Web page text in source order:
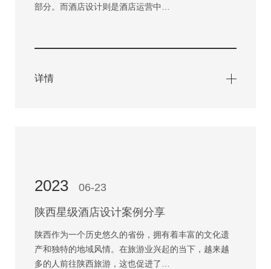
部分。而酒店设计则是酒店运营中…
详情
2023 06-23
陕西星级酒店设计案例分享
陕西作为一个历史悠久的省份，拥有着丰富的文化遗
产和独特的地域风情。在旅游业兴起的当下，越来越
多的人前往陕西旅游，这也促进了…